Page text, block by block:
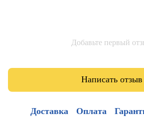
Добавьте первый
Написать отзыв
Доставка Оплата